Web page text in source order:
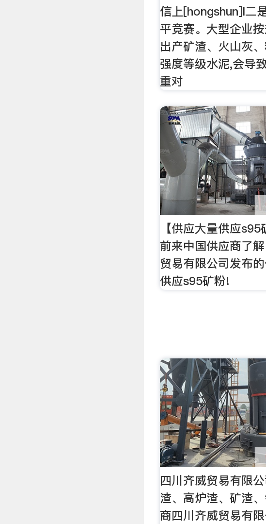
信上[hongshun]l二
平竞赛。大型企业
出产矿渣、火山灰
强度等级水泥,会导
重对
【供应大量供应
前来中国供应商了
贸易有限公司发布
供应s95矿粉!
四川齐威贸易有限
渣、高炉渣、矿渣
商四川齐威贸易有